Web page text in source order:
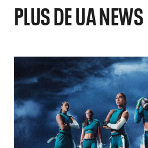
PLUS DE UA NEWS